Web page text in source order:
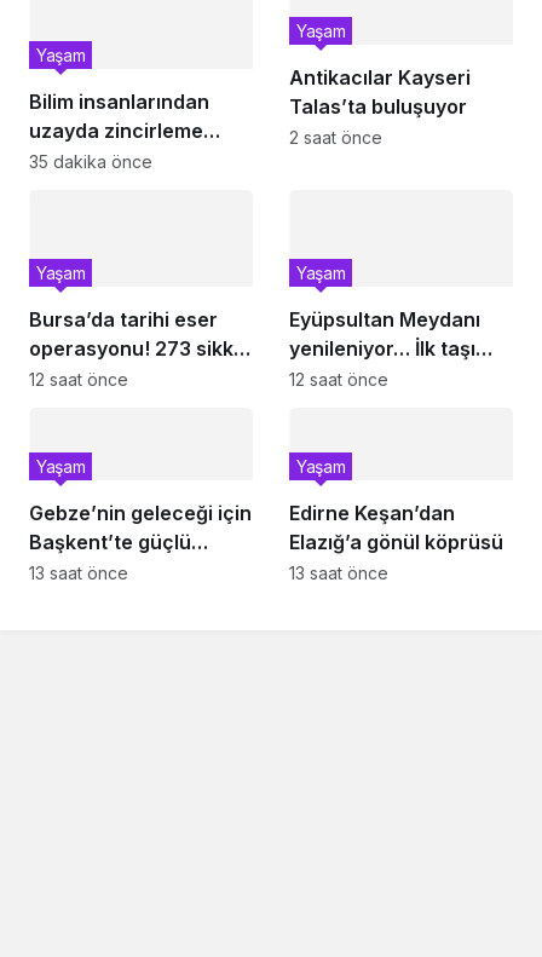
Bilim insanlarından
uzayda zincirleme
felaket uyarısı
Yaşam
35 dakika önce
Antikacılar Kayseri
Talas’ta buluşuyor
Yaşam
2 saat önce
Bursa’da tarihi eser
operasyonu! 273 sikke
ve 18 obje ele geçirildi
Yaşam
12 saat önce
Eyüpsultan Meydanı
yenileniyor… İlk taşı
Nuri Aslan koydu
Yaşam
12 saat önce
Gebze’nin geleceği için
Başkent’te güçlü
temaslar
Yaşam
13 saat önce
Edirne Keşan’dan
Elazığ’a gönül köprüsü
Yaşam
13 saat önce